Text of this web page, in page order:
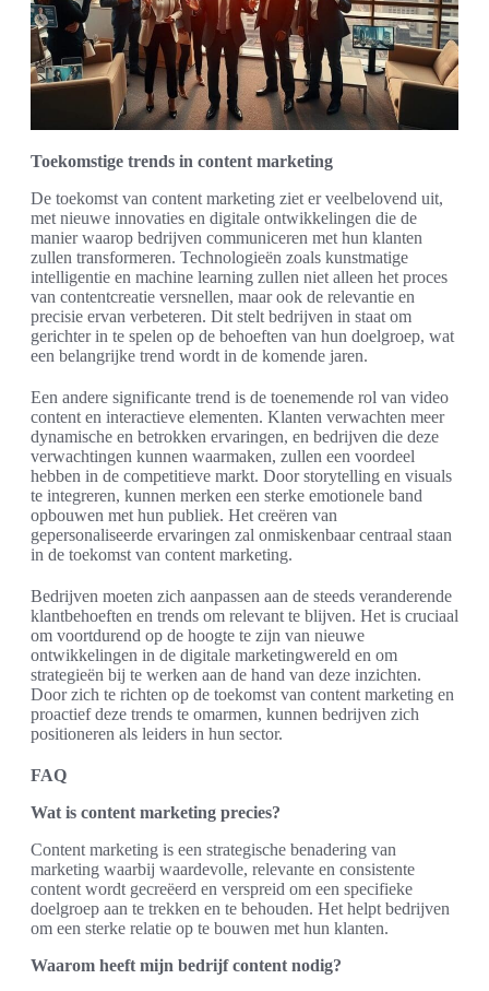
Toekomstige trends in content marketing
De toekomst van content marketing ziet er veelbelovend uit,
met nieuwe innovaties en digitale ontwikkelingen die de
manier waarop bedrijven communiceren met hun klanten
zullen transformeren. Technologieën zoals kunstmatige
intelligentie en machine learning zullen niet alleen het proces
van contentcreatie versnellen, maar ook de relevantie en
precisie ervan verbeteren. Dit stelt bedrijven in staat om
gerichter in te spelen op de behoeften van hun doelgroep, wat
een belangrijke trend wordt in de komende jaren.
Een andere significante trend is de toenemende rol van video
content en interactieve elementen. Klanten verwachten meer
dynamische en betrokken ervaringen, en bedrijven die deze
verwachtingen kunnen waarmaken, zullen een voordeel
hebben in de competitieve markt. Door storytelling en visuals
te integreren, kunnen merken een sterke emotionele band
opbouwen met hun publiek. Het creëren van
gepersonaliseerde ervaringen zal onmiskenbaar centraal staan
in de toekomst van content marketing.
Bedrijven moeten zich aanpassen aan de steeds veranderende
klantbehoeften en trends om relevant te blijven. Het is cruciaal
om voortdurend op de hoogte te zijn van nieuwe
ontwikkelingen in de digitale marketingwereld en om
strategieën bij te werken aan de hand van deze inzichten.
Door zich te richten op de toekomst van content marketing en
proactief deze trends te omarmen, kunnen bedrijven zich
positioneren als leiders in hun sector.
FAQ
Wat is content marketing precies?
Content marketing is een strategische benadering van
marketing waarbij waardevolle, relevante en consistente
content wordt gecreëerd en verspreid om een specifieke
doelgroep aan te trekken en te behouden. Het helpt bedrijven
om een sterke relatie op te bouwen met hun klanten.
Waarom heeft mijn bedrijf content nodig?